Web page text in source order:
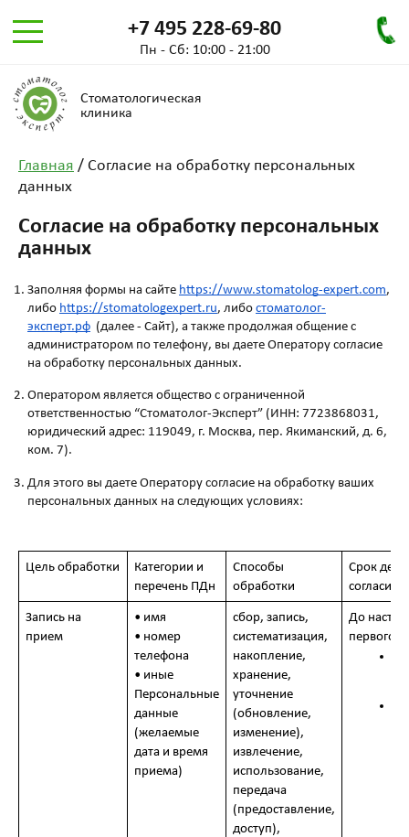
Стоматологическая
клиника
Пн - Сб: 10:00 - 21:00
+7 495 228-69-80
Главная / Согласие на обработку персональных
данных
Согласие на обработку персональных
данных
Заполняя формы на сайте https://www.stomatolog-expert.com,
либо https://stomatologexpert.ru, либо стоматолог-
эксперт.рф (далее - Сайт), а также продолжая общение с
администратором по телефону, вы даете Оператору согласие
на обработку персональных данных.
Оператором является общество с ограниченной
ответственностью “Стоматолог-Эксперт” (ИНН: 7723868031,
юридический адрес: 119049, г. Москва, пер. Якиманский, д. 6,
ком. 7).
Для этого вы даете Оператору согласие на обработку ваших
персональных данных на следующих условиях:
Цель обработки
Категории и
перечень ПДн
Способы
обработки
Срок
согласия
Запись на
прием
• имя
• номер
телефона
• иные
Персональные
данные
(желаемые
дата и время
приема)
сбор, запись,
систематизация,
накопление,
хранение,
уточнение
(обновление,
изменение),
извлечение,
использование,
передача
(предоставление,
доступ),
До
первого